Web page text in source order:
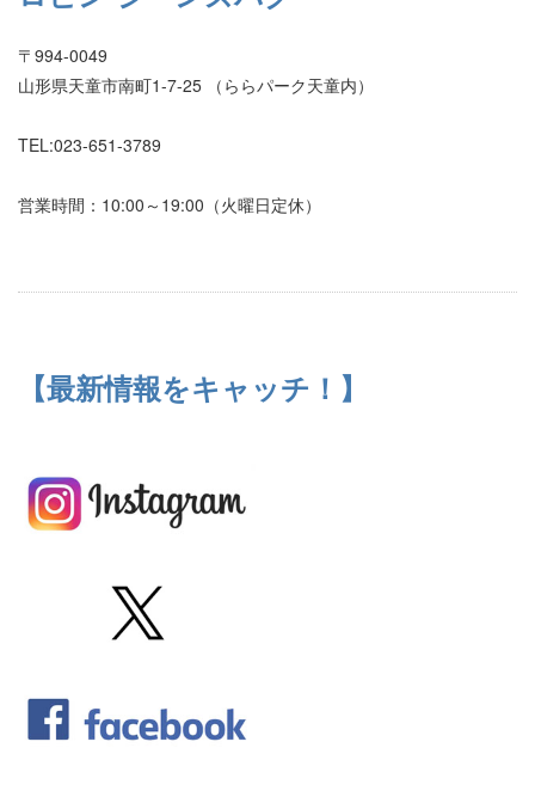
〒994-0049
山形県天童市南町1-7-25 （ららパーク天童内）
TEL:023-651-3789
営業時間：10:00～19:00（火曜日定休）
【最新情報をキャッチ！】